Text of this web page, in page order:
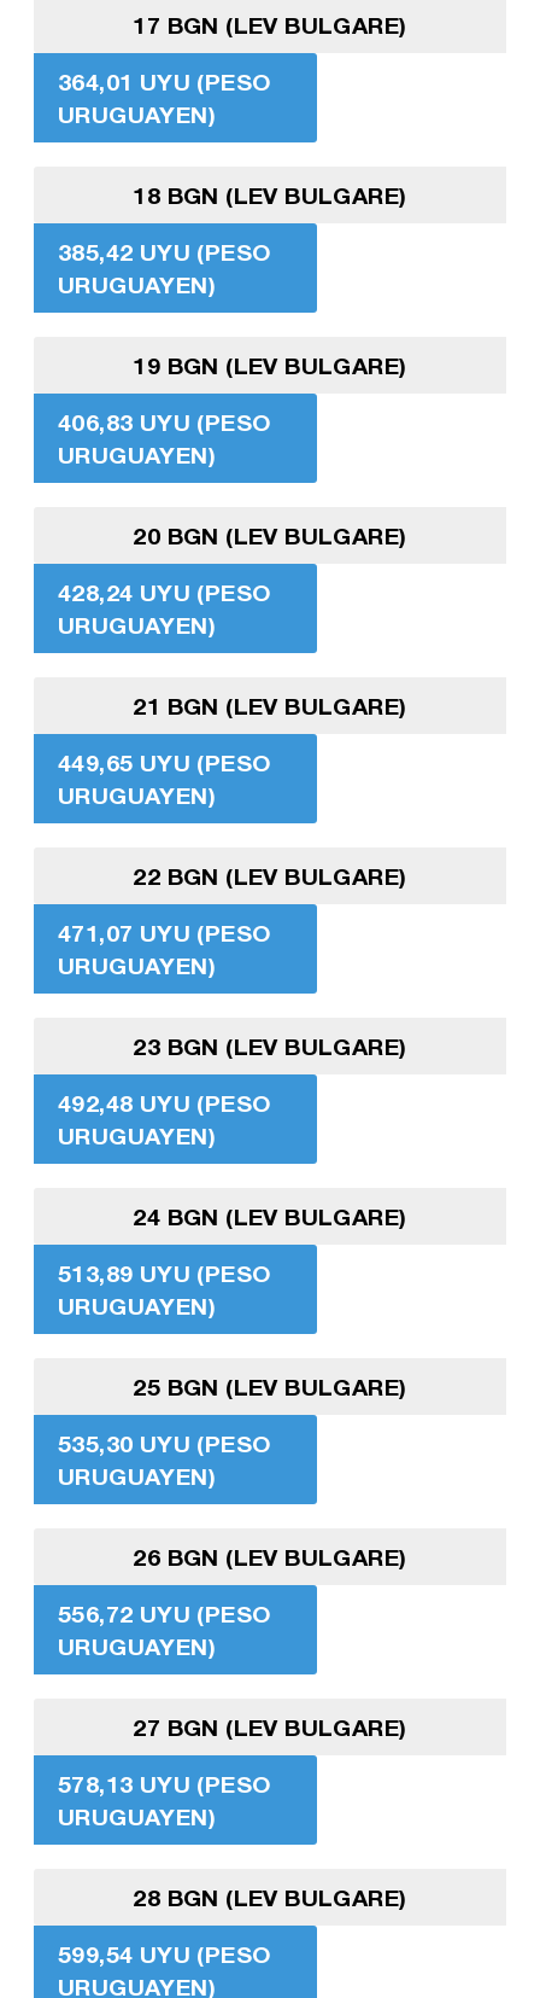
17 BGN (LEV BULGARE)
364,01 UYU (PESO
URUGUAYEN)
18 BGN (LEV BULGARE)
385,42 UYU (PESO
URUGUAYEN)
19 BGN (LEV BULGARE)
406,83 UYU (PESO
URUGUAYEN)
20 BGN (LEV BULGARE)
428,24 UYU (PESO
URUGUAYEN)
21 BGN (LEV BULGARE)
449,65 UYU (PESO
URUGUAYEN)
22 BGN (LEV BULGARE)
471,07 UYU (PESO
URUGUAYEN)
23 BGN (LEV BULGARE)
492,48 UYU (PESO
URUGUAYEN)
24 BGN (LEV BULGARE)
513,89 UYU (PESO
URUGUAYEN)
25 BGN (LEV BULGARE)
535,30 UYU (PESO
URUGUAYEN)
26 BGN (LEV BULGARE)
556,72 UYU (PESO
URUGUAYEN)
27 BGN (LEV BULGARE)
578,13 UYU (PESO
URUGUAYEN)
28 BGN (LEV BULGARE)
599,54 UYU (PESO
URUGUAYEN)